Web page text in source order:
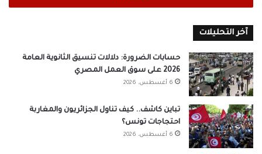
آخر التحليلات
حسابات الضرورة: دلالات تنسيق الثانوية العامة
2026 على سوق العمل المصري
6 أغسطس، 2026
تباين كاشف.. كيف تناول الجزائريون والمغاربة
احتجاجات تونس؟
6 أغسطس، 2026